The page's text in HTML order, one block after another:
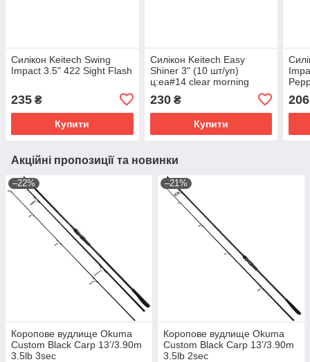
Силікон Keitech Swing
Impact 3.5" 422 Sight Flash
235 ₴
Купити
Силікон Keitech Easy
Shiner 3" (10 шт/уп)
ц:ea#14 clear morning
230₴
Купити
206
Акційні пропозиції та новинки
–22%
Коропове вудлище Okuma
Custom Black Carp 13’/3.90m
3.5lb 3sec
–21%
Коропове вудлище Okuma
Custom Black Carp 13’/3.90m
3.5lb 2sec